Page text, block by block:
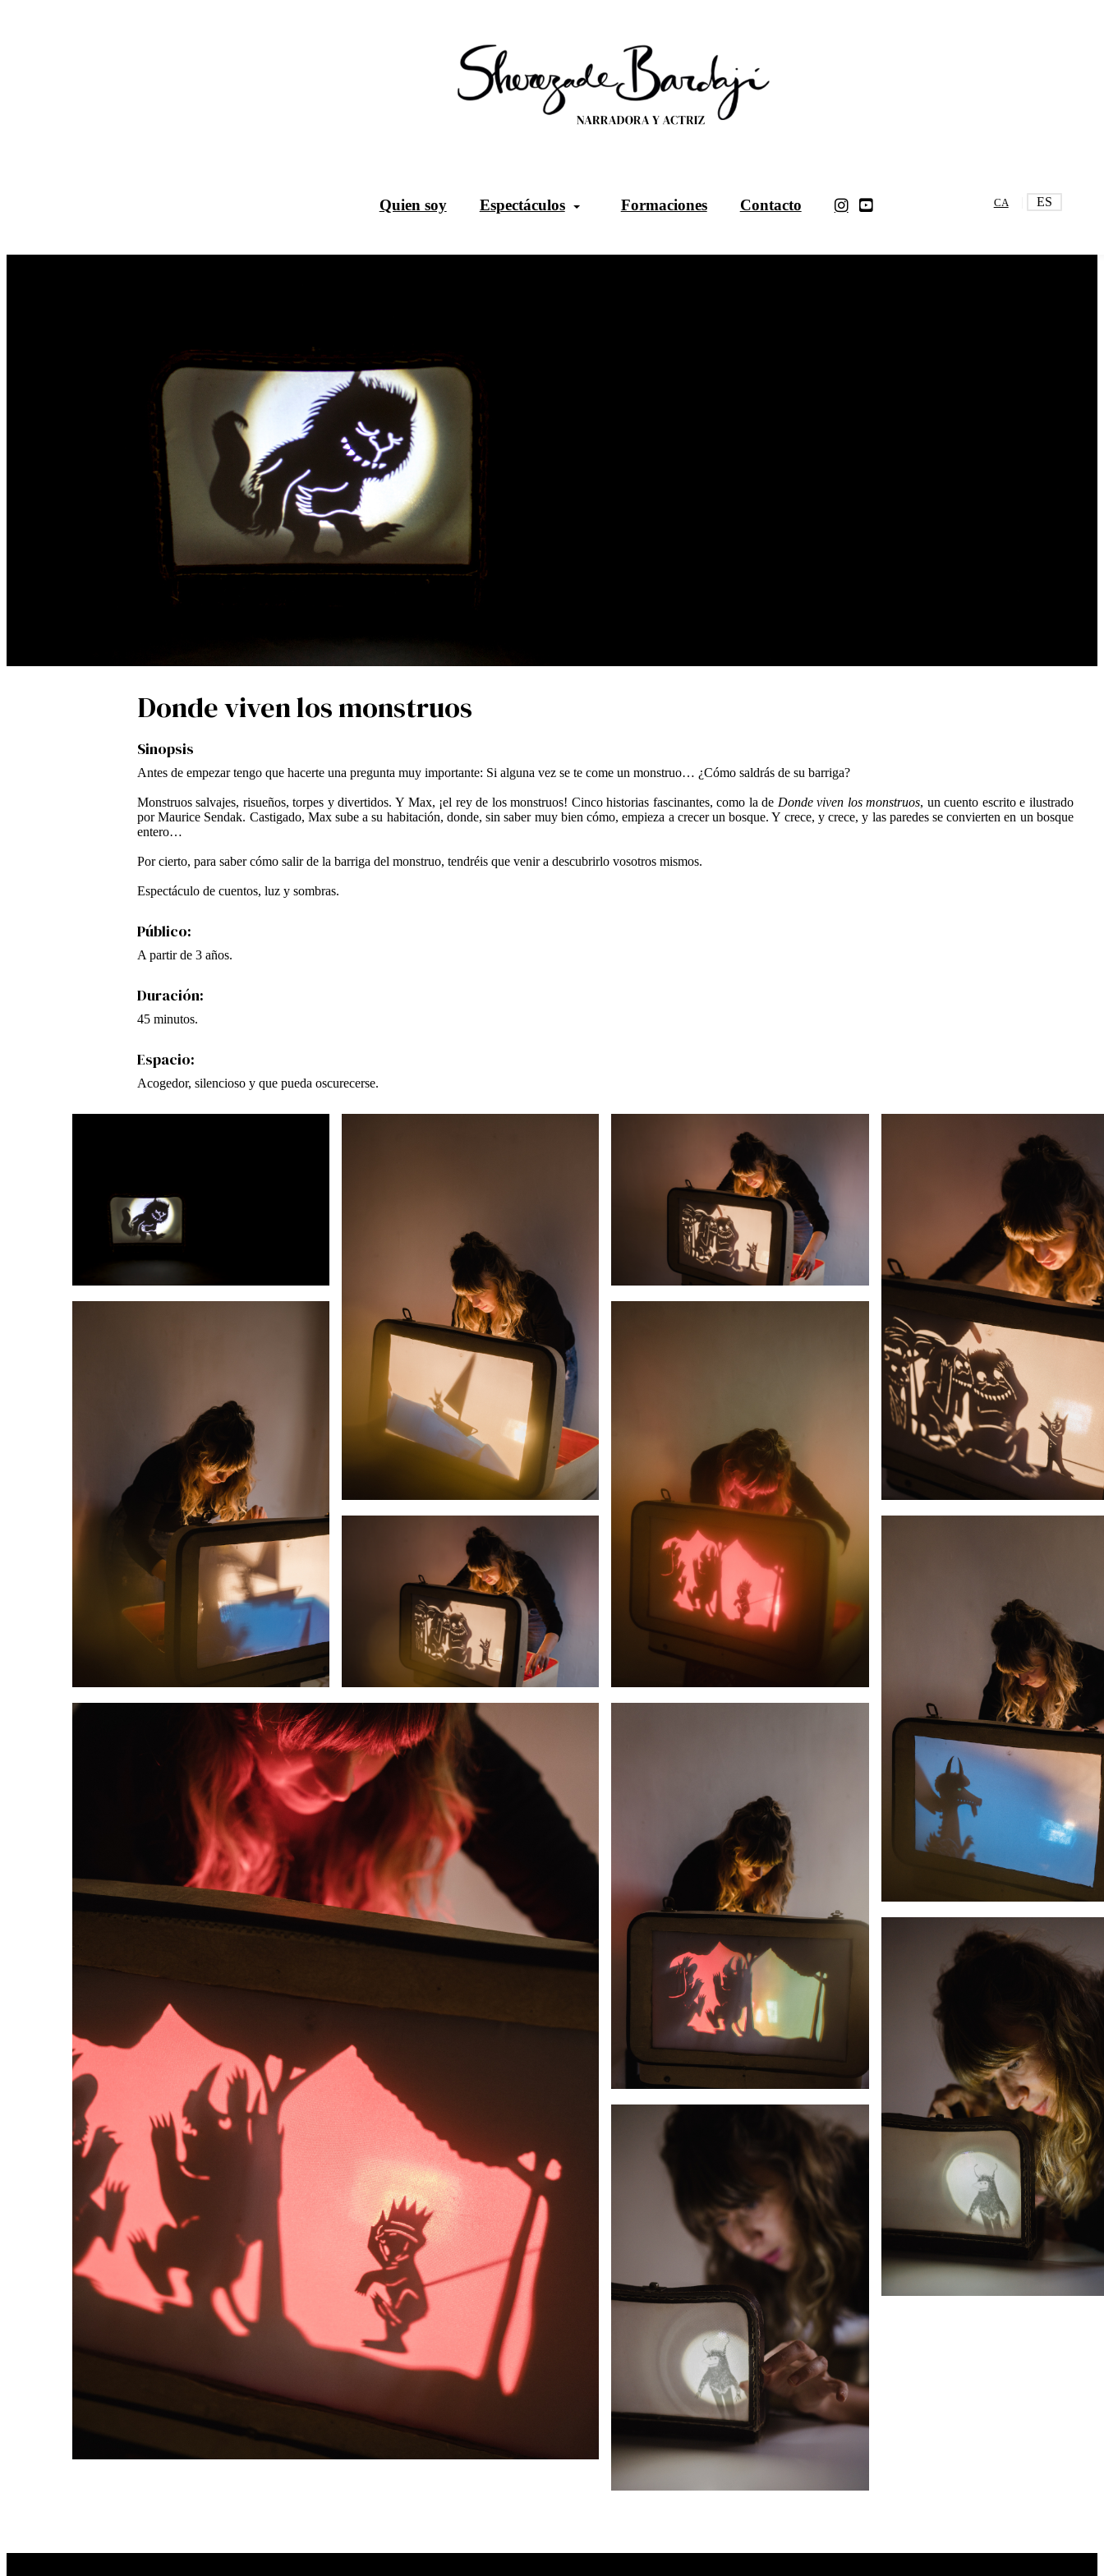
Quien soy Espectáculos Formaciones Contacto CA ES
Donde viven los monstruos
Sinopsis
Antes de empezar tengo que hacerte una pregunta muy importante: Si alguna vez se te come un monstruo… ¿Cómo saldrás de su barriga?
Monstruos salvajes, risueños, torpes y divertidos. Y Max, ¡el rey de los monstruos! Cinco historias fascinantes, como la de Donde viven los monstruos, un cuento escrito e ilustrado
por Maurice Sendak. Castigado, Max sube a su habitación, donde, sin saber muy bien cómo, empieza a crecer un bosque. Y crece, y crece, y las paredes se convierten en un bosque
entero…
Por cierto, para saber cómo salir de la barriga del monstruo, tendréis que venir a descubrirlo vosotros mismos.
Espectáculo de cuentos, luz y sombras.
Público:
A partir de 3 años.
Duración:
45 minutos.
Espacio:
Acogedor, silencioso y que pueda oscurecerse.